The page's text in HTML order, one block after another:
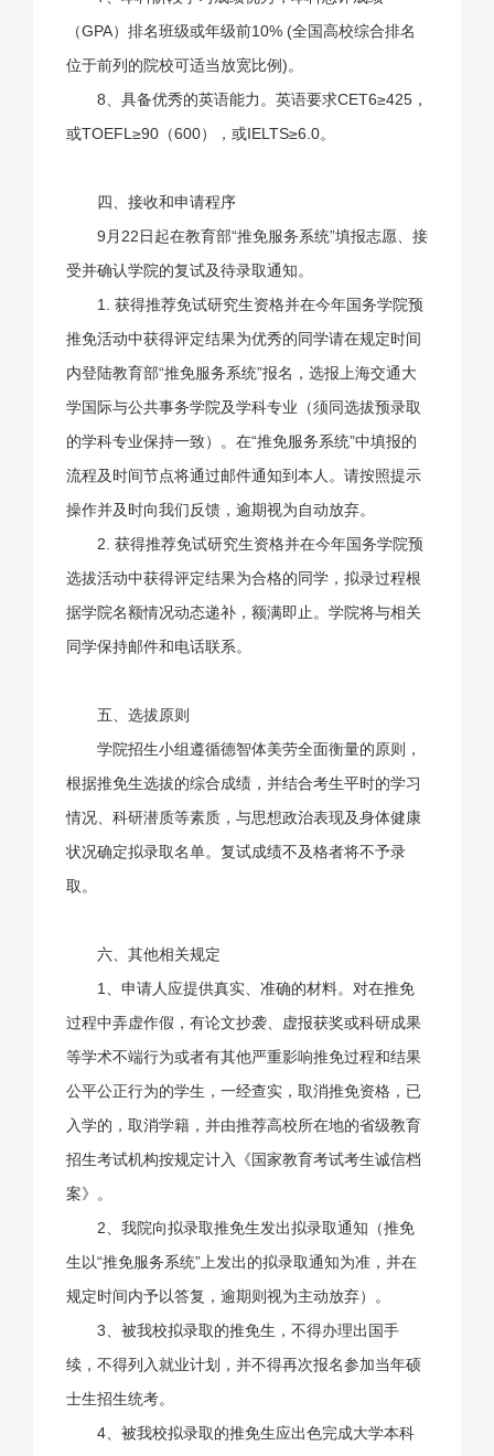
（GPA）排名班级或年级前10% (全国高校综合排名
位于前列的院校可适当放宽比例)。
8、具备优秀的英语能力。英语要求CET6≥425，
或TOEFL≥90（600），或IELTS≥6.0。
四、接收和申请程序
9月22日起在教育部“推免服务系统”填报志愿、接
受并确认学院的复试及待录取通知。
1. 获得推荐免试研究生资格并在今年国务学院预
推免活动中获得评定结果为优秀的同学请在规定时间
内登陆教育部“推免服务系统”报名，选报上海交通大
学国际与公共事务学院及学科专业（须同选拔预录取
的学科专业保持一致）。在“推免服务系统”中填报的
流程及时间节点将通过邮件通知到本人。请按照提示
操作并及时向我们反馈，逾期视为自动放弃。
2. 获得推荐免试研究生资格并在今年国务学院预
选拔活动中获得评定结果为合格的同学，拟录过程根
据学院名额情况动态递补，额满即止。学院将与相关
同学保持邮件和电话联系。
五、选拔原则
学院招生小组遵循德智体美劳全面衡量的原则，
根据推免生选拔的综合成绩，并结合考生平时的学习
情况、科研潜质等素质，与思想政治表现及身体健康
状况确定拟录取名单。复试成绩不及格者将不予录
取。
六、其他相关规定
1、申请人应提供真实、准确的材料。对在推免
过程中弄虚作假，有论文抄袭、虚报获奖或科研成果
等学术不端行为或者有其他严重影响推免过程和结果
公平公正行为的学生，一经查实，取消推免资格，已
入学的，取消学籍，并由推荐高校所在地的省级教育
招生考试机构按规定计入《国家教育考试考生诚信档
案》。
2、我院向拟录取推免生发出拟录取通知（推免
生以“推免服务系统”上发出的拟录取通知为准，并在
规定时间内予以答复，逾期则视为主动放弃）。
3、被我校拟录取的推免生，不得办理出国手
续，不得列入就业计划，并不得再次报名参加当年硕
士生招生统考。
4、被我校拟录取的推免生应出色完成大学本科